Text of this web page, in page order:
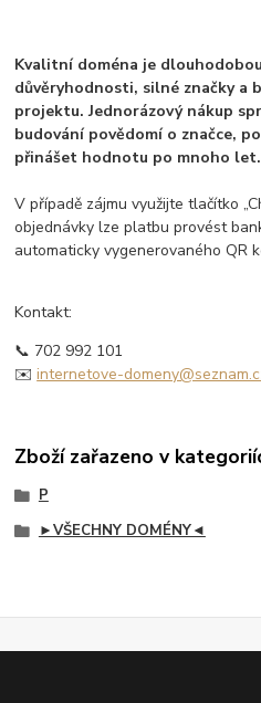
Kvalitní doména je
důvěryhodnosti, silné značky a
projektu. Jednorázový nákup
budování povědomí o značce,
přinášet hodnotu po mnoho let.
V případě zájmu využijte tlačítko
objednávky lze platbu provést
automaticky vygenerovaného QR
Kontakt:
📞 702 992 101
✉️internetove-
Zboží zařazeno v
P
►VŠECHNY DOMÉNY◄